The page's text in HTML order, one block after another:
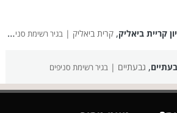
קריית ביאליק,קרית ביאליק |בגיר רשימת סניפים
, גבעתיים |בגיר רשימת סניפים